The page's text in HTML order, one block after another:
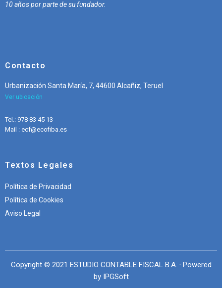
10 años por parte de su fundador.
Contacto
Urbanización Santa María, 7, 44600 Alcañiz, Teruel
Ver ubicación
Tel.: 978 83 45 13
Mail : ecf@ecofiba.es
Textos Legales
Política de Privacidad
Política de Cookies
Aviso Legal
Copyright © 2021 ESTUDIO CONTABLE FISCAL B.A. · Powered
by IPGSoft